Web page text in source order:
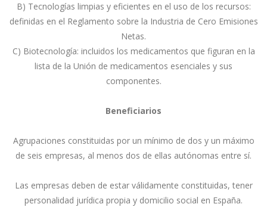
B) Tecnologías limpias y eficientes en el uso de los recursos:
definidas en el Reglamento sobre la Industria de Cero Emisiones
Netas.
C) Biotecnología: incluidos los medicamentos que figuran en la
lista de la Unión de medicamentos esenciales y sus
componentes.
Beneficiarios
Agrupaciones constituidas por un mínimo de dos y un máximo
de seis empresas, al menos dos de ellas autónomas entre sí.
Las empresas deben de estar válidamente constituidas, tener
personalidad jurídica propia y domicilio social en España.